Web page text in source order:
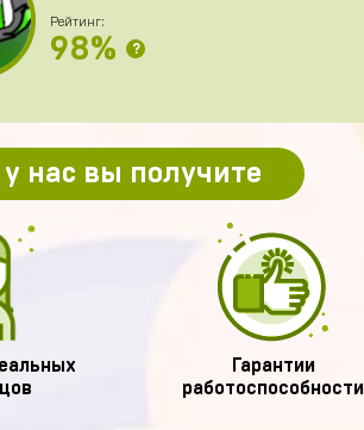
Рейтинг:
98% ?
у нас вы получите
Гарантии
работоспособности